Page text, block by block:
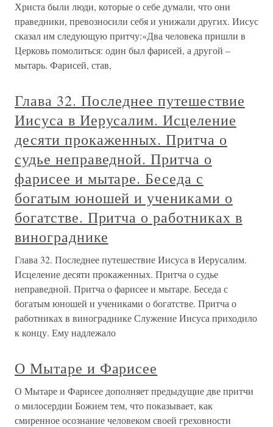
Христа были люди, которые о себе думали, что они
праведники, превозносили себя и унижали других. Иисус
сказал им следующую притчу:«Два человека пришли в
Церковь помолиться: один был фарисей, а другой –
мытарь. Фарисей, став,
Глава 32. Последнее путешествие
Иисуса в Иерусалим. Исцеление
десяти прокаженных. Притча о
судье неправедной. Притча о
фарисее и мытаре. Беседа с
богатым юношей и учениками о
богатстве. Притча о работниках в
винограднике
Глава 32. Последнее путешествие Иисуса в Иерусалим.
Исцеление десяти прокаженных. Притча о судье
неправедной. Притча о фарисее и мытаре. Беседа с
богатым юношей и учениками о богатстве. Притча о
работниках в винограднике Служение Иисуса приходило
к концу. Ему надлежало
О Мытаре и Фарисее
О Мытаре и Фарисее дополняет предыдущие две притчи
о милосердии Божием тем, что показывает, как
смиренное осознание человеком своей греховности